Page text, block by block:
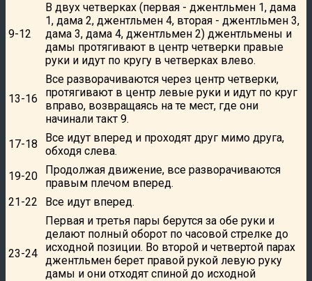
9-12
В двух четверках (первая - джентльмен 1, дама
1, дама 2, джентльмен 4, вторая - джентльмен 3,
дама 3, дама 4, джентльмен 2) джентльмены и
дамы протягивают в центр четверки правые
руки и идут по кругу в четверках влево.
13-16
Все разворачиваются через центр четверки,
протягивают в центр левые руки и идут по круг
вправо, возвращаясь на те мест, где они
начинали такт 9.
17-18
Все идут вперед и проходят друг мимо друга,
обходя слева.
19-20
Продолжая движение, все разворачиваются
правым плечом вперед.
21-22
Все идут вперед.
23-24
Первая и третья пары берутся за обе руки и
делают полный оборот по часовой стрелке до
исходной позиции. Во второй и четвертой парах
джентльмен берет правой рукой левую руку
дамы и они отходят спиной до исходной